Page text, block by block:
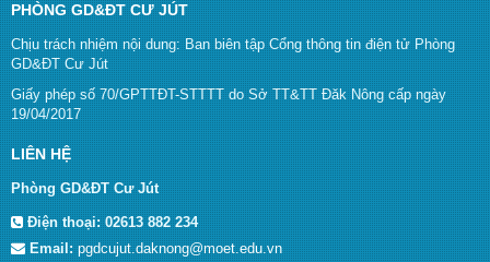
PHÒNG GD&ĐT CƯ JÚT
Chịu trách nhiệm nội dung: Ban biên tập Cổng thông tin điện tử Phòng
GD&ĐT Cư Jút
Giấy phép số 70/GPTTĐT-STTTT do Sở TT&TT Đăk Nông cấp ngày
19/04/2017
LIÊN HỆ
Phòng GD&ĐT Cư Jút
Điện thoại:02613 882 234
Email:pgdcujut.daknong@moet.edu.vn